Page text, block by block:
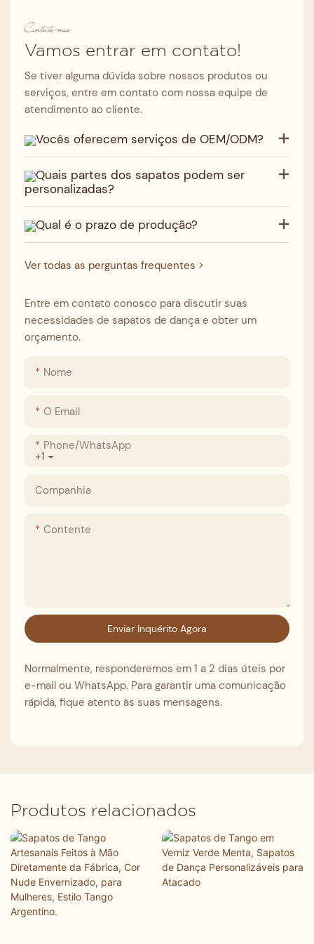
Contate-nos
Vamos entrar em contato!
Se tiver alguma dúvida sobre nossos produtos ou
serviços, entre em contato com nossa equipe de
atendimento ao cliente.
Vocês oferecem serviços de OEM/ODM?
Quais partes dos sapatos podem ser
personalizadas?
Qual é o prazo de produção?
Ver todas as perguntas frequentes >
Entre em contato conosco para discutir suas
necessidades de sapatos de dança e obter um
orçamento.
Nome
O Email
+1
Phone/whatsApp
Companhia
Contente
Enviar Inquérito Agora
Normalmente, responderemos em 1 a 2 dias úteis por
e-mail ou WhatsApp. Para garantir uma comunicação
rápida, fique atento às suas mensagens.
Produtos relacionados